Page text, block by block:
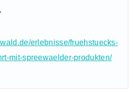
erlebnisse/fruehstuecks-
mit-spreewaelder-produkten/